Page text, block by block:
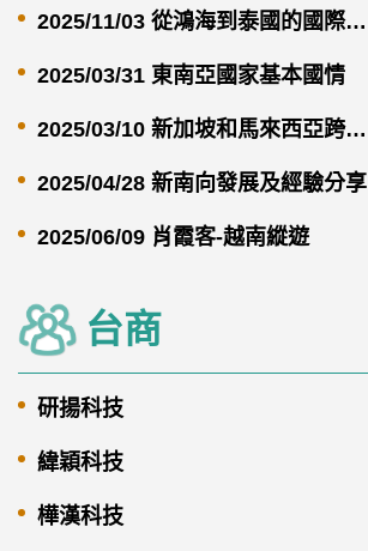
2025/11/03 從鴻海到泰國的國際貿
2025/03/31 東南亞國家基本國情
2025/03/10 新加坡和馬來西亞跨文
2025/04/28 新南向發展及經驗分享
2025/06/09 肖霞客-越南縱遊
台商
研揚科技
緯穎科技
樺漢科技